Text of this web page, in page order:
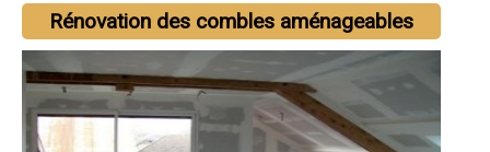
Rénovation des combles aménageables